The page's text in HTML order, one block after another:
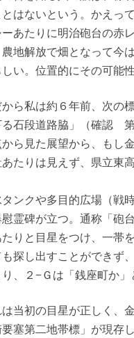
はないという。かえっ
あたりに明治砲台の赤
地解放で畑となって今
い。位置的にその可能性
ら私は約６年前、次の
る石段道路脇」（確認
ら見た展望から、もし
たりは見えず、県立東
ンクや多目的広場（戦
霊碑が立つ。通称「砲
りと目星をつけ、一帯
探し出すことができず
、２−Ｇは「銭座町か」
当初の目星が正しく、
塞第二地帯標」が現存